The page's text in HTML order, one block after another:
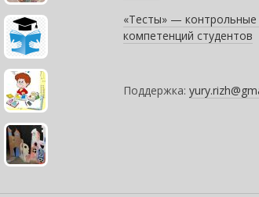
«Тесты» — контрольные
компетенций студентов
Поддержка: